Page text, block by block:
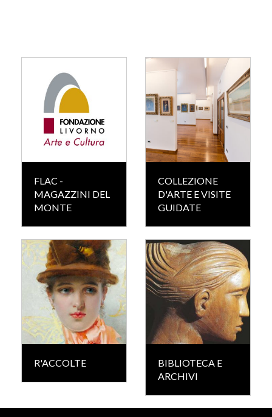
FLAC -
MAGAZZINI DEL
MONTE
COLLEZIONE
D'ARTE E VISITE
GUIDATE
R'ACCOLTE
BIBLIOTECA E
ARCHIVI